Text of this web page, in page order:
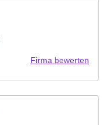
Firma bewerten